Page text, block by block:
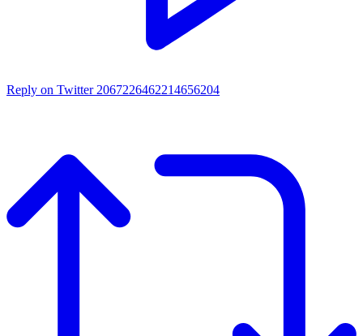
Reply on Twitter 2067226462214656204